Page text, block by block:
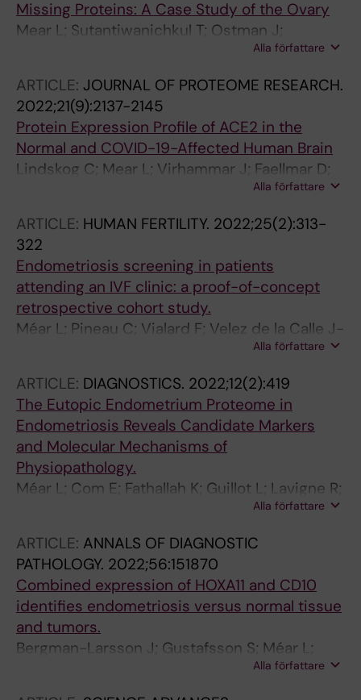
Missing Proteins: A Case Study of the Ovary
Mear L; Sutantiwanichkul T; Ostman J;
Alla författare
ARTICLE: JOURNAL OF PROTEOME RESEARCH.
2022;21(9):2137-2145
Protein Expression Profile of ACE2 in the
Normal and COVID-19-Affected Human Brain
Lindskog C; Mear L; Virhammar J; Faellmar D;
Kumlien E; Hesselager G; Casar-Borota O;
Alla författare
ARTICLE: HUMAN FERTILITY. 2022;25(2):313-
322
Endometriosis screening in patients
attending an IVF clinic: a proof-of-concept
retrospective cohort study.
Méar L; Pineau C; Vialard F; Velez de la Calle J-
Alla författare
ARTICLE: DIAGNOSTICS. 2022;12(2):419
The Eutopic Endometrium Proteome in
Endometriosis Reveals Candidate Markers
and Molecular Mechanisms of
Physiopathology.
Méar L; Com E; Fathallah K; Guillot L; Lavigne R;
Guével B; Fauconnier A; Vialard F; Pineau C
Alla författare
ARTICLE: ANNALS OF DIAGNOSTIC
PATHOLOGY. 2022;56:151870
Combined expression of HOXA11 and CD10
identifies endometriosis versus normal tissue
and tumors.
Bergman-Larsson J; Gustafsson S; Méar L;
Huvila J; Tolf A; Olovsson M; Pontén F; Edqvist
Alla författare